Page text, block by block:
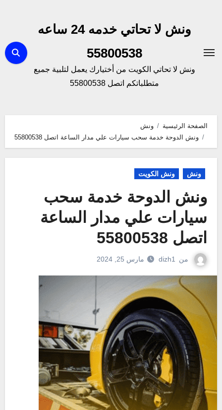
ونش لا تحاتي خدمه 24 ساعه
55800538
ونش لا تحاتي الكويت من أختيارك يعمل لتلبية جميع
متطلباتكم اتصل 55800538
الصفحة الرئيسية
ونش
ونش الدوحة خدمة سحب سيارات علي مدار الساعة اتصل 55800538
ونش ونش الكويت
ونش الدوحة خدمة سحب
سيارات علي مدار الساعة
اتصل 55800538
من dizh1 مارس 25, 2024